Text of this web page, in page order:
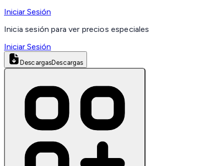
Iniciar Sesión
Inicia sesión para ver precios especiales
Iniciar Sesión
DescargasDescargas